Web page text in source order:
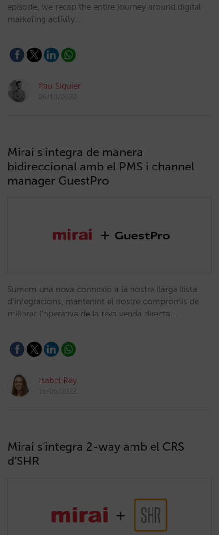
episode, we recap the entire journey around digital
marketing activity.…
Pau Siquier
26/10/2022
Mirai s’integra de manera
bidireccional amb el PMS i channel
manager GuestPro
Sumem una nova connexió a la nostra llarga llista
d’integracions, mantenint el nostre compromís de
millorar l’operativa de la teva venda directa.…
Isabel Rey
16/05/2022
Mirai s’integra 2-way amb el CRS
d’SHR